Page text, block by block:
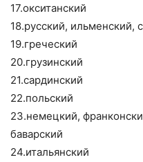
17.окситанский
18.русский, ильменский,
19.греческий
20.грузинский
21.сардинский
22.польский
23.немецкий,
баварский
24.итальянский